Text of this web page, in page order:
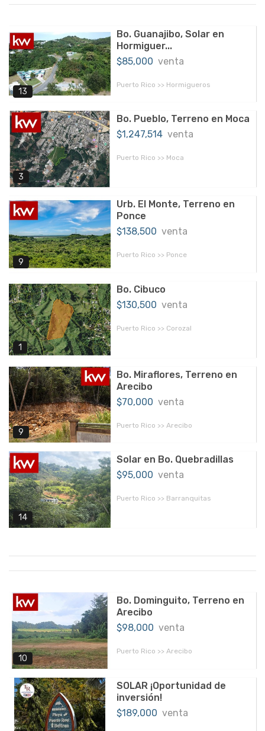
13
Bo. Guanajibo, Solar en
Hormiguer...
$85,000 venta
Puerto Rico >> Hormigueros
3
Bo. Pueblo, Terreno en Moca
$1,247,514 venta
Puerto Rico >> Moca
9
Urb. El Monte, Terreno en
Ponce
$138,500 venta
Puerto Rico >> Ponce
1
Bo. Cibuco
$130,500 venta
Puerto Rico >> Corozal
9
Bo. Miraflores, Terreno en
Arecibo
$70,000 venta
Puerto Rico >> Arecibo
14
Solar en Bo. Quebradillas
$95,000 venta
Puerto Rico >> Barranquitas
10
Bo. Dominguito, Terreno en
Arecibo
$98,000 venta
Puerto Rico >> Arecibo
SOLAR ¡Oportunidad de
inversión!
$189,000 venta